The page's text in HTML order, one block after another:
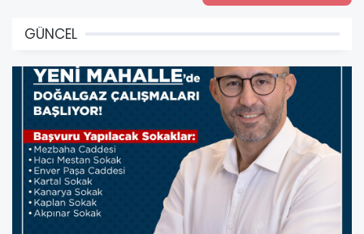
GÜNCEL